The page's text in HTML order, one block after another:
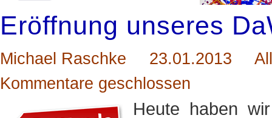
Eröffnung unseres
Michael Raschke 23.01.2013
Kommentare geschlossen
Heute haben